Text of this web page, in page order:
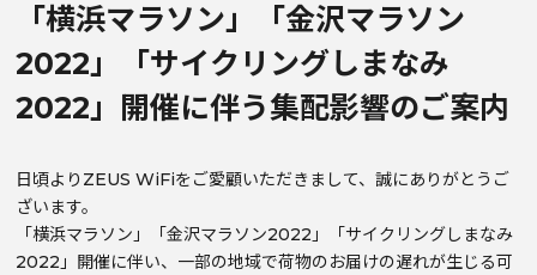
「横浜マラソン」「金沢マラソン
2022」「サイクリングしまなみ
2022」開催に伴う集配影響のご案内
日頃よりZEUS WiFiをご愛顧いただきまして、誠にありがとうご
ざいます。
「横浜マラソン」「金沢マラソン2022」「サイクリングしまなみ
2022」開催に伴い、一部の地域で荷物のお届けの遅れが生じる可